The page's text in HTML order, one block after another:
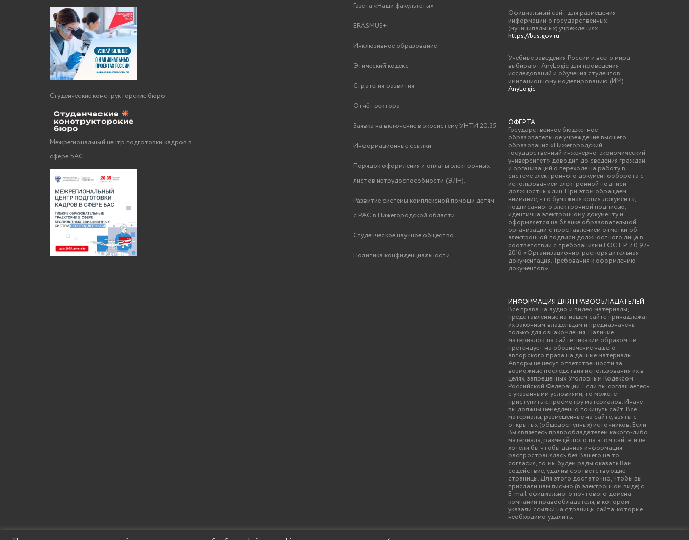
Студенческие конструкторские бюро
Межрегиональный центр подготовки кадров в
сфере БАС
Газета «Наши факультеты»
ERASMUS+
Инклюзивное образование
Этический кодекс
Стратегия развития
Отчёт ректора
Заявка на включение в экосистему УНТИ 20.35
Информационные ссылки
Порядок оформления и оплаты электронных
листов нетрудоспособности (ЭЛН).
Развитие системы комплексной помощи детям
с РАС в Нижегородской области
Студенческое научное общество
Политика конфиденциальности
Официальный сайт для размещения
информации о государственных
(муниципальных) учреждениях
https://bus.gov.ru
Учебные заведения России и всего мира
выбирают AnyLogic для проведения
исследований и обучения студентов
имитационному моделированию (ИМ).
AnyLogic
ОФЕРТА
Государственное бюджетное
образовательное учреждение высшего
образования «Нижегородский
государственный инженерно-экономический
университет» доводит до сведения граждан
и организаций о переходе на работу в
системе электронного документооборота с
использованием электронной подписи
должностных лиц. При этом обращаем
внимание, что бумажная копия документа,
подписанного электронной подписью,
идентична электронному документу и
оформляется на бланке образовательной
организации с проставлением отметки об
электронной подписи должностного лица в
соответствии с требованиями ГОСТ Р 7.0.97-
2016 «Организационно-распорядительная
документация. Требования к оформлению
документов»
ИНФОРМАЦИЯ ДЛЯ ПРАВООБЛАДАТЕЛЕЙ
Все права на аудио и видео материалы,
представленные на нашем сайте принадлежат
их законным владельцам и предназначены
только для ознакомления. Наличие
материалов на сайте никаким образом не
претендует на обозначение нашего
авторского права на данные материалы.
Авторы не несут ответственности за
возможные последствия использования их в
целях, запрещенных Уголовным Кодексом
Российской Федерации. Если вы соглашаетесь
с указанными условиями, то можете
приступить к просмотру материалов. Иначе
вы должны немедленно покинуть сайт. Все
материалы, размещенные на сайте, взяты с
открытых (общедоступных) источников. Если
Вы являетесь правообладателем какого-либо
материала, размещённого на этом сайте, и не
хотели бы чтобы данная информация
распространялась без Вашего на то
согласия, то мы будем рады оказать Вам
содействие, удалив соответствующие
страницы. Для этого достаточно, чтобы вы
прислали нам письмо (в электронном виде) с
E-mail официального почтового домена
компании правообладателя, в котором
указали ссылки на страницы сайта, которые
необходимо удалить.